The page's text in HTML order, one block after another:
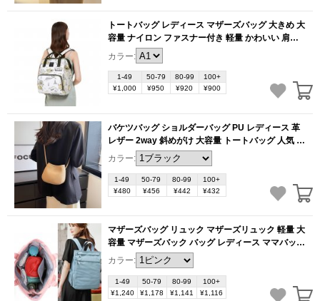
トートバッグ レディース マザーズバッグ 大きめ 大
容量 ナイロン ファスナー付き 軽量 かわいい 肩掛
け 通勤 通学 シンプル カジュアル おしゃれ マチ 手
提げ ポケット 上品 多収納（1ヶ）
カラー:
1-49 50-79 80-99
100+
¥1,000
¥950 ¥920 ¥900
バケツバッグ ショルダーバッグ PU レディース 革
レザー 2way 斜めがけ 大容量 トートバッグ 人気 大
人 通勤 通学 大人 きれいめ ギフト プレゼント（1
ヶ）
(BB1366)
カラー:
1-49 50-79 80-99
100+
¥480
¥456 ¥442 ¥432
マザーズバッグ リュック マザーズリュック 軽量 大
容量 マザーズバック バッグ レディース ママバッグ
軽い 使いやすい おすすめ 哺乳瓶 出産祝い ギフト
おしゃれ 人気 かわいい（1ヶ）
カラー:
1-49 50-79 80-99
100+
¥1,240
¥1,178 ¥1,141 ¥1,116